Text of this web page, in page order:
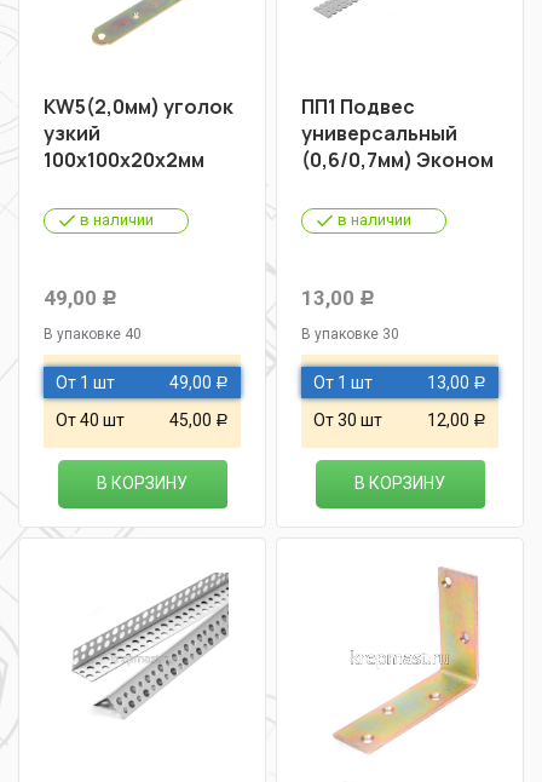
KW5(2,0мм) уголок
узкий
100х100х20х2мм
в наличии
49,00 Р
В упаковке 40
От 1 шт 49,00 Р
От 40 шт 45,00 Р
В КОРЗИНУ
ПП1 Подвес
универсальный
(0,6/0,7мм) Эконом
в наличии
13,00 Р
В упаковке 30
От 1 шт 13,00 Р
От 30 шт 12,00 Р
В КОРЗИНУ